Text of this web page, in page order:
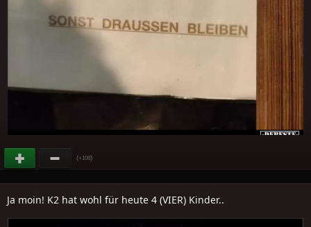
(+108)
Ja moin! K2 hat wohl für heute 4 (VIER) Kinder..